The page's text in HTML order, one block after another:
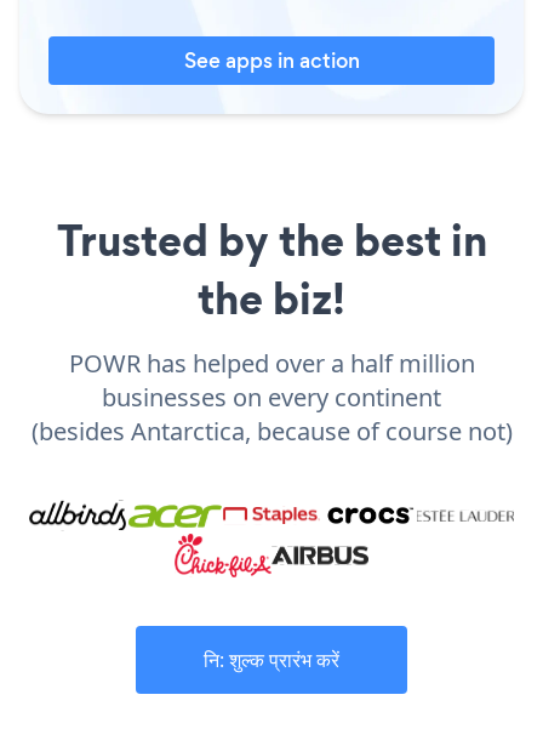
See apps in action
Trusted by the best in
the biz!
POWR has helped over a half million
businesses on every continent
(besides Antarctica, because of course not)
नि: शुल्क प्रारंभ करें